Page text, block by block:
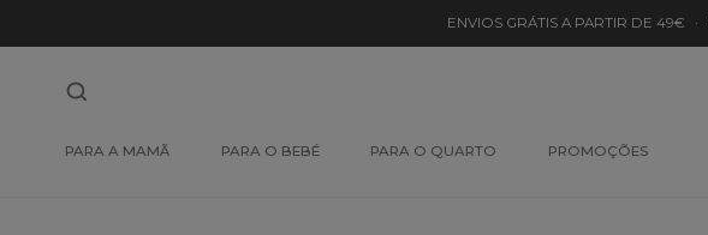
ENVIOS GRÁTIS A PARTIR DE 49€ ·
PARA A MAMÃ PARA O BEBÉ PARA O QUARTO PROMOÇÕES